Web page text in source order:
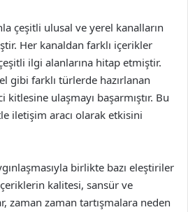
çeşitli ulusal ve yerel kanalların
Her kanaldan farklı içerikler
ilgi alanlarına hitap etmiştir.
gibi farklı türlerde hazırlanan
ulaşmayı başarmıştır. Bu
iletişim aracı olarak etkisini
birlikte bazı eleştiriler
kalitesi, sansür ve
zaman zaman tartışmalara neden